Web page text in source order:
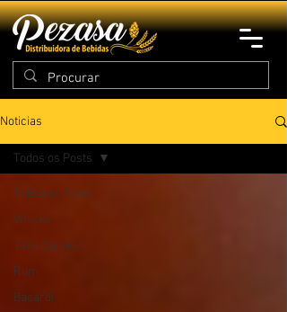
Noticias
Todos os Posts
Whisky
Jack Daniels
Rum
Bacardi
Todos os Posts